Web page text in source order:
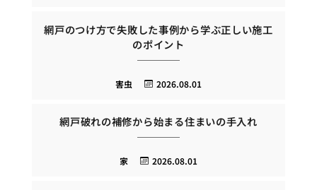
網戸のつけ方で失敗した事例から学ぶ正しい施工
のポイント
2026.08.01
害虫
網戸破れの補修から始まる住まいの手入れ
2026.08.01
家